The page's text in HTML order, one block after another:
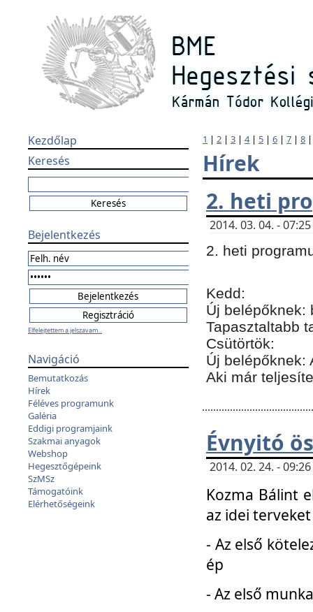
Kezdőlap
Keresés
Bejelentkezés
Elfelejtettem a jelszavam...
Navigáció
Bemutatkozás
Hírek
Féléves programunk
Galéria
Eddigi programjaink
Szakmai anyagok
Webshop
Hegesztőgépeink
SzMSz
Támogatóink
Elérhetőségeink
1 | 2 | 3 | 4| 5 | 6 | 7 | 8
Hírek
2. heti
2014. 03. 04. -
2. heti
Kedd:
Új belépőknek:
Tapasztaltabb
Csütörtök:
Új belépőknek:
Aki már
Évnyitó
2014. 02. 24. -
Kozma Bálint
az idei
- Az első
ép
- Az első